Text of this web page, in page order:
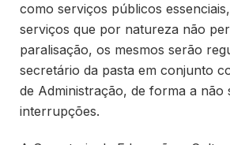
como serviços públicos
serviços que por natureza não
paralisação, os mesmos serão
secretário da pasta em conjunto
de Administração, de forma a não
interrupções.